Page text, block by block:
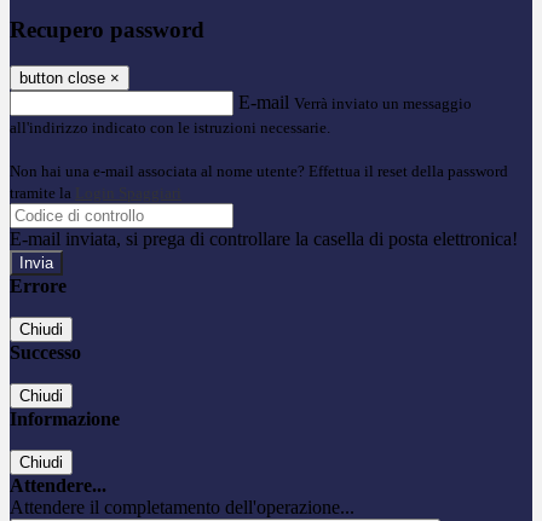
Recupero password
button close ×
E-mail Verrà inviato un messaggio
all'indirizzo indicato con le istruzioni necessarie.
Non hai una e-mail associata al nome utente? Effettua il reset della password
tramite la Login Spaggiari
E-mail inviata, si prega di controllare la casella di posta elettronica!
Errore
Chiudi
Successo
Chiudi
Informazione
Chiudi
Attendere...
Attendere il completamento dell'operazione...